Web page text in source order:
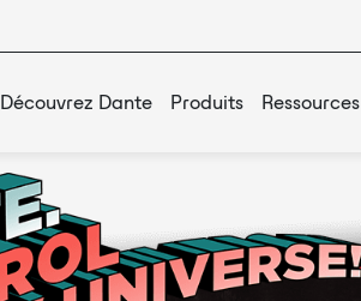
Découvrez Dante Produits Ressources